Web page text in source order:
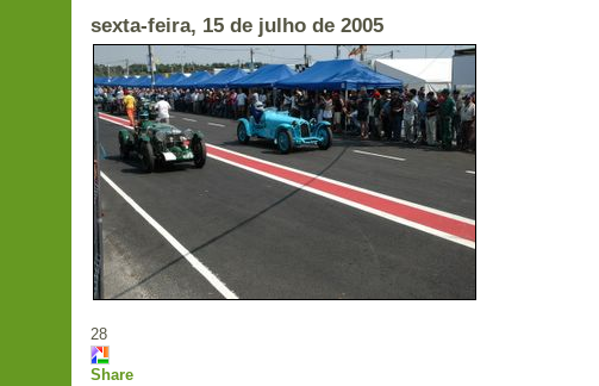
sexta-feira, 15 de julho de 2005
28
Share